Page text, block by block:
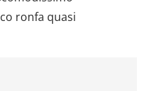
ronfa quasi